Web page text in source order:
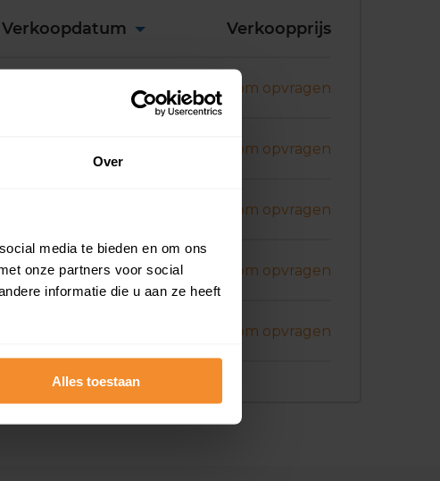
Over
media te bieden en om ons
onze partners voor social
informatie die u aan ze heeft
Alles toestaan
Verkoopdatum Verkoopprijs
Koopsom opvragen
Koopsom opvragen
Koopsom opvragen
24 juni 2026 Koopsom opvragen
Koopsom opvragen